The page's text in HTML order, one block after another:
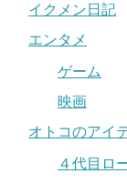
イクメン日記
エンタメ
ゲーム
映画
オトコのアイ
４代目ロ